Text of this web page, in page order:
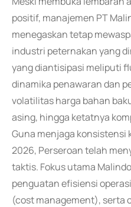
positif, manajemen PT
menegaskan tetap
industri peternakan yang
yang diantisipasi meliputi
dinamika penawaran dan
volatilitas harga bahan
asing, hingga ketatnya
Guna menjaga konsistensi
2026, Perseroan telah
taktis. Fokus utama
penguatan efisiensi
(cost management), serta